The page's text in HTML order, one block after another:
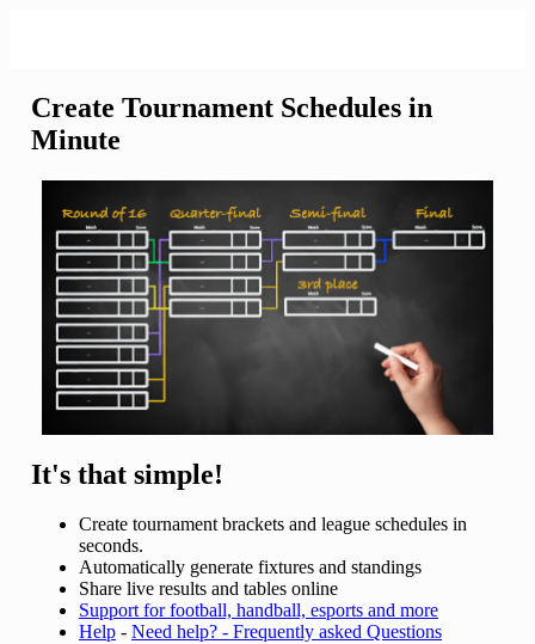
Create Tournament Schedules in
Minute
It's that simple!
Create tournament brackets and league schedules in
seconds.
Automatically generate fixtures and standings
Share live results and tables online
Support for football, handball, esports and more
Help - Need help? - Frequently asked Questions